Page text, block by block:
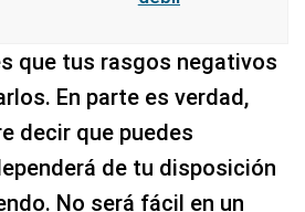
que tus rasgos negativos
En parte es verdad,
decir que puedes
de tu disposición
No será fácil en un